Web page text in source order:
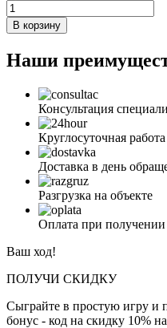
В корзину
Наши
Консультация
Круглосуточная работа
Доставка в день
Разгрузка на объекте
Оплата при получении
Ваш ход!
ПОЛУЧИ СКИДКУ
Сыграйте в простую игру и
бонус - код на скидку 10% на